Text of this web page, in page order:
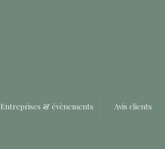
Entreprises & évènements Avis clients